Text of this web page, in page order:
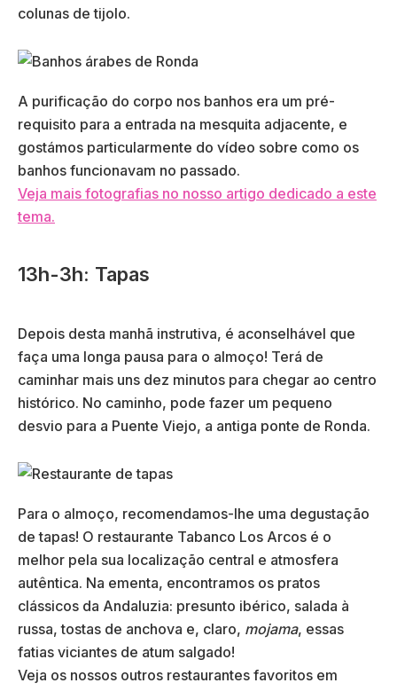
colunas de tijolo.
A purificação do corpo nos banhos era um pré-
requisito para a entrada na mesquita adjacente, e
gostámos particularmente do vídeo sobre como os
banhos funcionavam no passado.
Veja mais fotografias no nosso artigo dedicado a este
tema.
13h-3h: Tapas
Depois desta manhã instrutiva, é aconselhável que
faça uma longa pausa para o almoço! Terá de
caminhar mais uns dez minutos para chegar ao centro
histórico. No caminho, pode fazer um pequeno
desvio para a Puente Viejo, a antiga ponte de Ronda.
Para o almoço, recomendamos-lhe uma degustação
de tapas! O restaurante Tabanco Los Arcos é o
melhor pela sua localização central e atmosfera
autêntica. Na ementa, encontramos os pratos
clássicos da Andaluzia: presunto ibérico, salada à
russa, tostas de anchova e, claro, mojama, essas
fatias viciantes de atum salgado!
Veja os nossos outros restaurantes favoritos em